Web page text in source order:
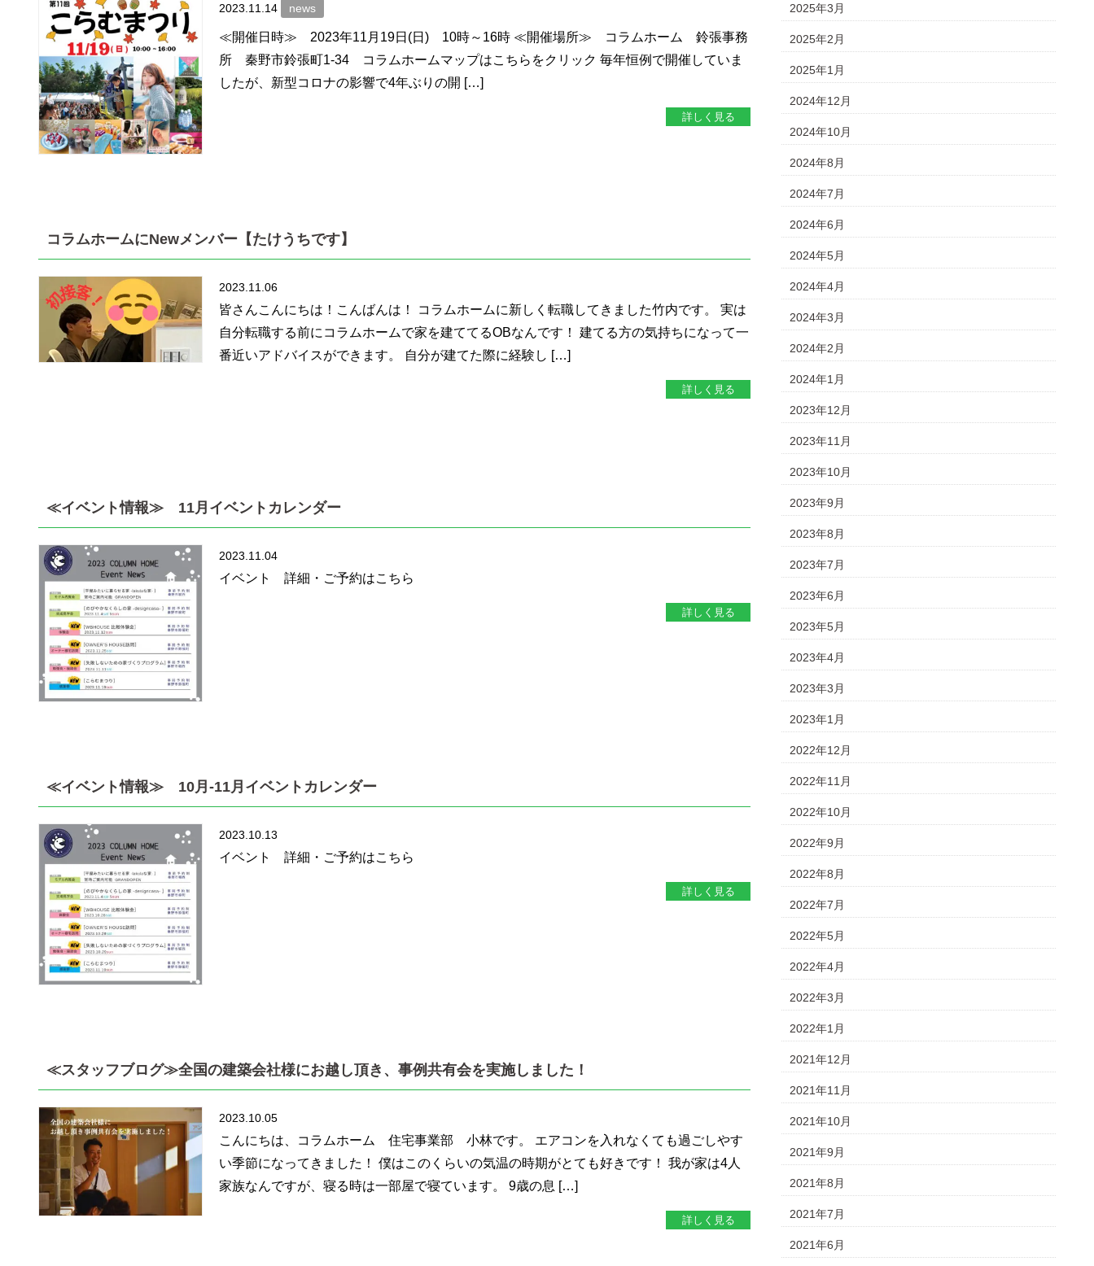
2023.11.14 news
≪開催日時≫ 2023年11月19日(日) 10時～16時 ≪開催場所≫ コラムホーム 鈴張事務
所 秦野市鈴張町1-34 コラムホームマップはこちらをクリック 毎年恒例で開催していま
したが、新型コロナの影響で4年ぶりの開 […]
詳しく見る
コラムホームにNewメンバー【たけうちです】
2023.11.06
皆さんこんにちは！こんばんは！ コラムホームに新しく転職してきました竹内です。 実は
自分転職する前にコラムホームで家を建ててるOBなんです！ 建てる方の気持ちになって一
番近いアドバイスができます。 自分が建てた際に経験し […]
詳しく見る
≪イベント情報≫ 11月イベントカレンダー
2023.11.04
イベント 詳細・ご予約はこちら
詳しく見る
≪イベント情報≫ 10月-11月イベントカレンダー
2023.10.13
イベント 詳細・ご予約はこちら
詳しく見る
≪スタッフブログ≫全国の建築会社様にお越し頂き、事例共有会を実施しました！
2023.10.05
こんにちは、コラムホーム 住宅事業部 小林です。 エアコンを入れなくても過ごしやす
い季節になってきました！ 僕はこのくらいの気温の時期がとても好きです！ 我が家は4人
家族なんですが、寝る時は一部屋で寝ています。 9歳の息 […]
詳しく見る
2025年3月
2025年2月
2025年1月
2024年12月
2024年10月
2024年8月
2024年7月
2024年6月
2024年5月
2024年4月
2024年3月
2024年2月
2024年1月
2023年12月
2023年11月
2023年10月
2023年9月
2023年8月
2023年7月
2023年6月
2023年5月
2023年4月
2023年3月
2023年1月
2022年12月
2022年11月
2022年10月
2022年9月
2022年8月
2022年7月
2022年5月
2022年4月
2022年3月
2022年1月
2021年12月
2021年11月
2021年10月
2021年9月
2021年8月
2021年7月
2021年6月